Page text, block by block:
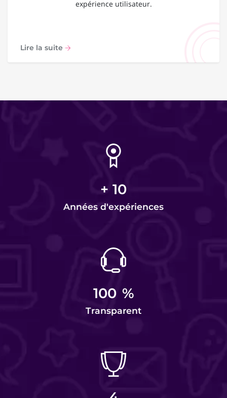
expérience utilisateur.
Lire la suite
+ 10
Années d'expériences
100 %
Transparent